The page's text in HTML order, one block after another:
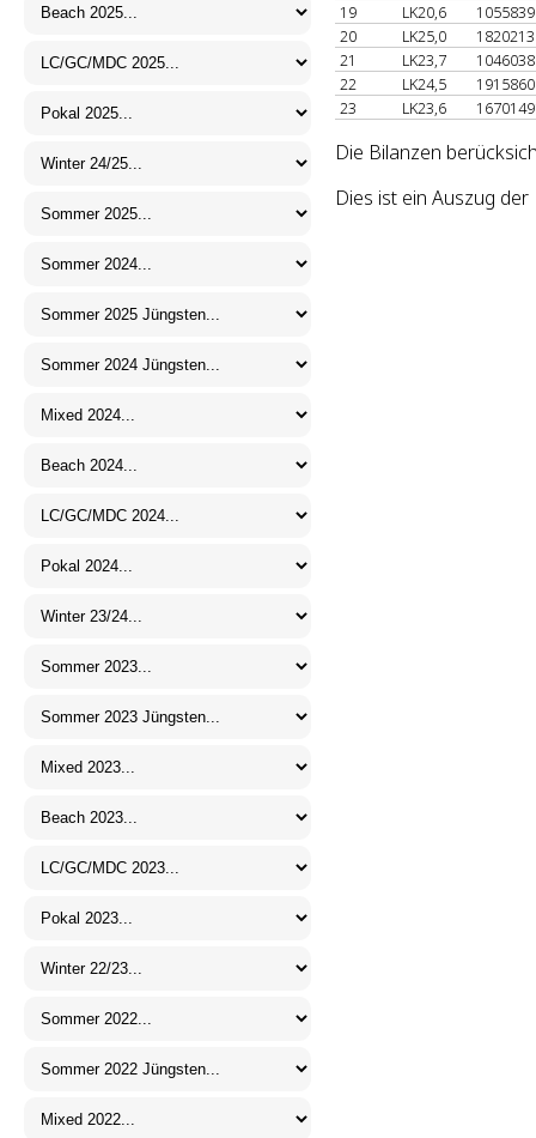
19
LK20,6
20
LK25,0
21
LK23,7
22
LK24,5
23
LK23,6
Die Bilanzen
Dies ist ein Auszug